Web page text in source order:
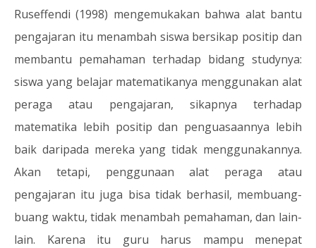
Ruseffendi (1998) mengemukakan bahwa alat bantu
pengajaran itu menambah siswa bersikap positip dan
membantu pemahaman terhadap bidang studynya:
siswa yang belajar matematikanya menggunakan alat
peraga atau pengajaran, sikapnya terhadap
matematika lebih positip dan penguasaannya lebih
baik daripada mereka yang tidak menggunakannya.
Akan tetapi, penggunaan alat peraga atau
pengajaran itu juga bisa tidak berhasil, membuang-
buang waktu, tidak menambah pemahaman, dan lain-
lain. Karena itu guru harus mampu menepat